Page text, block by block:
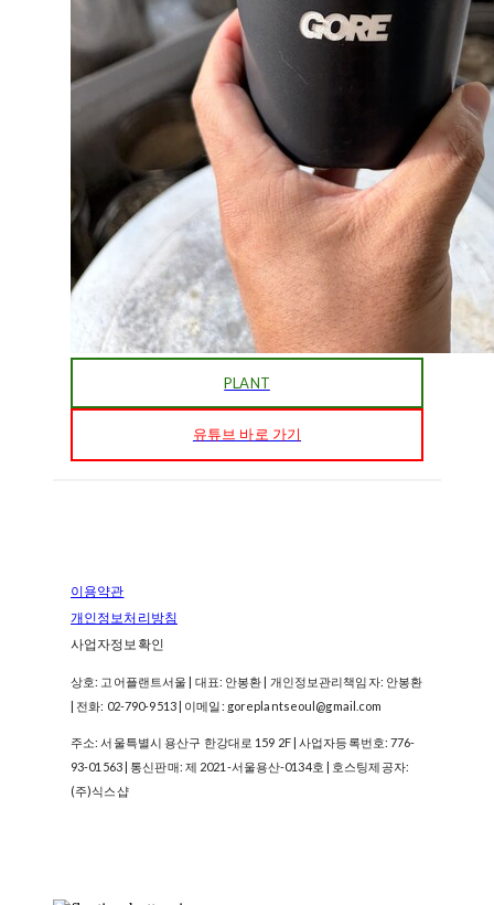
PLANT
유튜브 바로 가기
이용약관
개인정보처리방침
사업자정보확인
상호: 고어플랜트서울 | 대표: 안봉환 | 개인정보관리책임자: 안봉환
| 전화: 02-790-9513 | 이메일: goreplantseoul@gmail.com
주소: 서울특별시 용산구 한강대로 159 2F | 사업자등록번호:776-
93-01563| 통신판매: 제 2021-서울용산-0134호 | 호스팅제공자:
(주)식스샵